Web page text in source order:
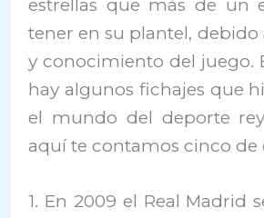
estrellas que más de un
tener en su plantel, debido
y conocimiento del juego.
hay algunos fichajes que
el mundo del deporte
aquí te contamos cinco de
1. En 2009 el Real Madrid